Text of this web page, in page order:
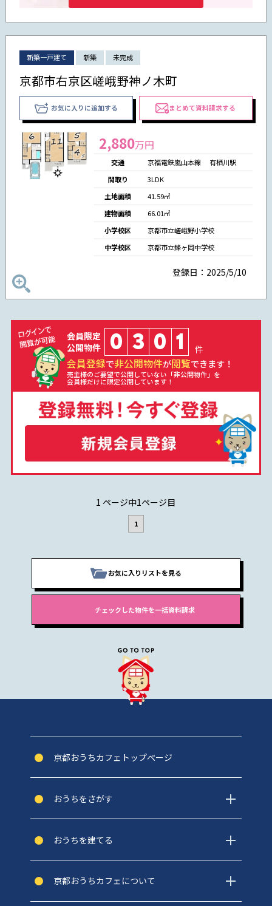
新築一戸建て 新築 未完成
京都市右京区嵯峨野神ノ木町
お気に入りに追加する まとめて資料請求する
2,880万円
交通
京福電鉄嵐山本線 有栖川駅
間取り
3LDK
土地面積
41.59㎡
建物面積
66.01㎡
小学校区
京都市立嵯峨野小学校
中学校区
京都市立蜂ヶ岡中学校
登録日：2025/5/10
会員限定
公開物件
0 3 0 1 件
会員登録で非公開物件が閲覧できます！
売主様のご要望で公開していない「非公開物件」を
会員様だけに限定公開しています！
1 ページ中1ページ目
1
お気に入りリストを見る
京都おうちカフェトップぺージ
おうちをさがす
おうちを建てる
京都おうちカフェについて